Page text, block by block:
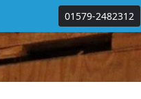
01579-2482312